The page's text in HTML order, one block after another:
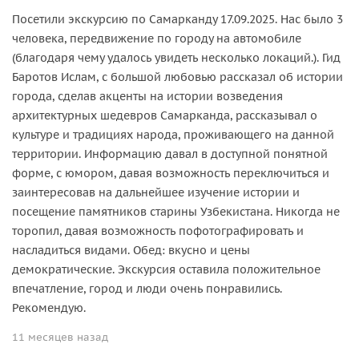
Посетили экскурсию по Самарканду 17.09.2025. Нас было 3
человека, передвижение по городу на автомобиле
(благодаря чему удалось увидеть несколько локаций.). Гид
Баротов Ислам, с большой любовью рассказал об истории
города, сделав акценты на истории возведения
архитектурных шедевров Самарканда, рассказывал о
культуре и традициях народа, проживающего на данной
территории. Информацию давал в доступной понятной
форме, с юмором, давая возможность переключиться и
заинтересовав на дальнейшее изучение истории и
посещение памятников старины Узбекистана. Никогда не
торопил, давая возможность пофотографировать и
насладиться видами. Обед: вкусно и цены
демократические. Экскурсия оставила положительное
впечатление, город и люди очень понравились.
Рекомендую.
11 месяцев назад